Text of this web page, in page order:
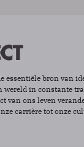
essentiële bron van
wereld in constante
van ons leven
carrière tot onze